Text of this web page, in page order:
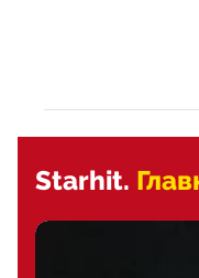
Starhit.